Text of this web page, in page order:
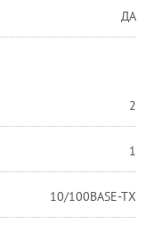
ДА
2
1
10/100BASE-TX